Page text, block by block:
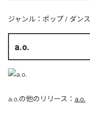
ジャンル： ポップ / ダンス
a.o.
a.o.の他のリリース： a.o.